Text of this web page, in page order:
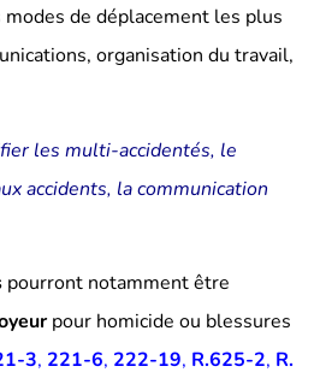
de déplacement les plus
organisation du travail,
les multi-accidentés, le
accidents, la communication
pourront notamment être
pour homicide ou blessures
3, 221-6, 222-19, R.625-2, R.